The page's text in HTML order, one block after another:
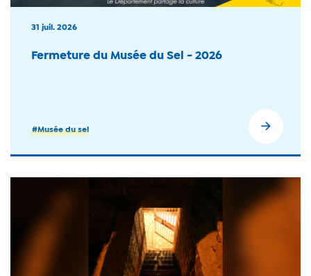
31 juil. 2026
Fermeture du Musée du Sel - 2026
#Musée du sel